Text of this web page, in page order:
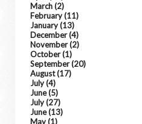
March(2)
February(11)
January(13)
December(4)
November(2)
October(1)
September(20)
August(17)
July(4)
June(5)
July(27)
June(13)
May(1)